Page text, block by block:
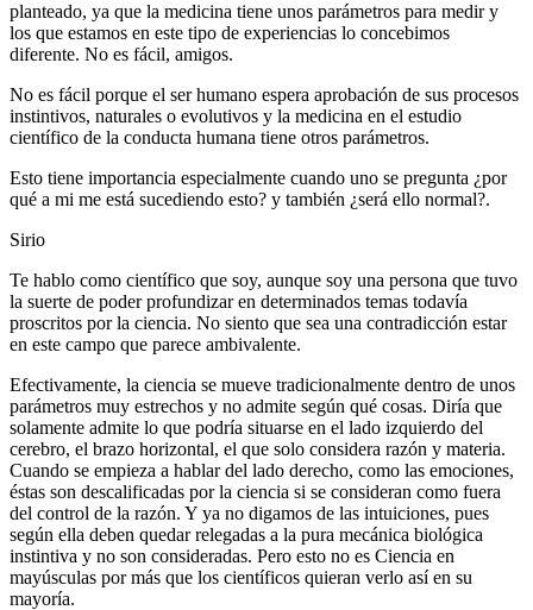
planteado, ya que la medicina tiene unos parámetros para medir y
los que estamos en este tipo de experiencias lo concebimos
diferente. No es fácil, amigos.
No es fácil porque el ser humano espera aprobación de sus procesos
instintivos, naturales o evolutivos y la medicina en el estudio
científico de la conducta humana tiene otros parámetros.
Esto tiene importancia especialmente cuando uno se pregunta ¿por
qué a mi me está sucediendo esto? y también ¿será ello normal?.
Sirio
Te hablo como científico que soy, aunque soy una persona que tuvo
la suerte de poder profundizar en determinados temas todavía
proscritos por la ciencia. No siento que sea una contradicción estar
en este campo que parece ambivalente.
Efectivamente, la ciencia se mueve tradicionalmente dentro de unos
parámetros muy estrechos y no admite según qué cosas. Diría que
solamente admite lo que podría situarse en el lado izquierdo del
cerebro, el brazo horizontal, el que solo considera razón y materia.
Cuando se empieza a hablar del lado derecho, como las emociones,
éstas son descalificadas por la ciencia si se consideran como fuera
del control de la razón. Y ya no digamos de las intuiciones, pues
según ella deben quedar relegadas a la pura mecánica biológica
instintiva y no son consideradas. Pero esto no es Ciencia en
mayúsculas por más que los científicos quieran verlo así en su
mayoría.